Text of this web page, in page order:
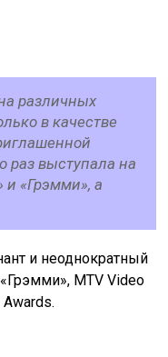
различных
в качестве
раз выступала на
и «Грэмми», а
и неоднократный
MTV Video